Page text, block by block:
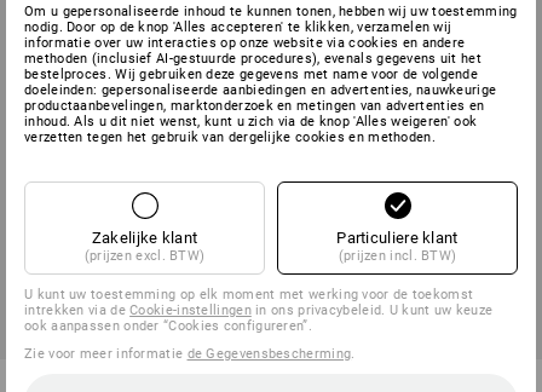
Om u gepersonaliseerde inhoud te kunnen tonen, hebben wij uw toestemming
nodig. Door op de knop 'Alles accepteren' te klikken, verzamelen wij
informatie over uw interacties op onze website via cookies en andere
methoden (inclusief AI-gestuurde procedures), evenals gegevens uit het
bestelproces. Wij gebruiken deze gegevens met name voor de volgende
doeleinden: gepersonaliseerde aanbiedingen en advertenties, nauwkeurige
productaanbevelingen, marktonderzoek en metingen van advertenties en
inhoud. Als u dit niet wenst, kunt u zich via de knop 'Alles weigeren' ook
verzetten tegen het gebruik van dergelijke cookies en methoden.
Zakelijke klant
(prijzen excl. BTW)
Particuliere klant
(prijzen incl. BTW)
U kunt uw toestemming op elk moment met werking voor de toekomst
intrekken via deCookie-instellingenin ons privacybeleid. U kunt uw keuze
ook aanpassen onder “Cookies configureren”.
Zie voor meer informatie de Gegevensbescherming